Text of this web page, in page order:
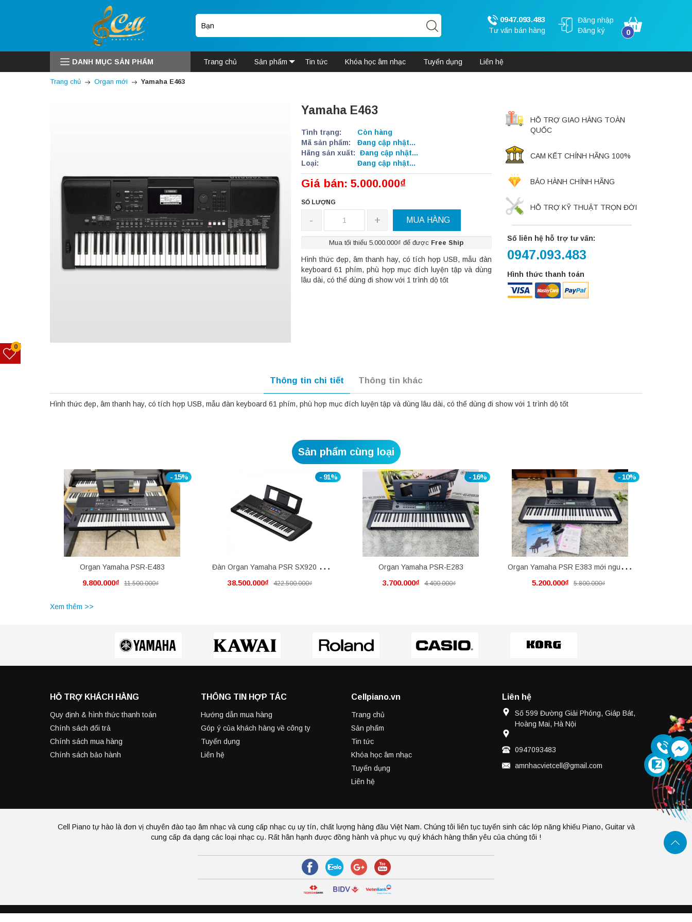
0947.093.483
Tư vấn bán hàng
Đăng nhập
Đăng ký
0
DANH MỤC SẢN PHẨM Trang chủ Sản phẩm Tin tức Khóa học âm nhạc Tuyển dụng Liên hệ
Trang chủ Organ mới Yamaha E463
Yamaha E463
Tình trạng:
Còn hàng
Mã sản phẩm:
Đang cập nhật...
Hãng sản xuất:
Đang cập nhật...
Loại:
Đang cập nhật...
Giá bán: 5.000.000₫
SỐ LƯỢNG
- + MUA HÀNG
Mua tối thiểu 5.000.000₫ để được Free Ship
Hình thức đẹp, âm thanh hay, có tích hợp USB, mẫu đàn
keyboard 61 phím, phù hợp mục đích luyện tập và dùng
lâu dài, có thể dùng đi show với 1 trình dộ tốt
HỖ TRỢ GIAO HÀNG TOÀN
QUỐC
CAM KẾT CHÍNH HÃNG 100%
BẢO HÀNH CHÍNH HÃNG
HỖ TRỢ KỸ THUẬT TRỌN ĐỜI
Số liên hệ hỗ trợ tư vấn:
0947.093.483
Hình thức thanh toán
Thông tin chi tiết Thông tin khác
Hình thức đẹp, âm thanh hay, có tích hợp USB, mẫu đàn keyboard 61 phím, phù hợp mục đích luyện tập và dùng lâu dài, có thể dùng đi show với 1 trình dộ tốt
Sản phẩm cùng loại
- 15%
Organ Yamaha PSR-E483
9.800.000₫ 11.500.000₫
- 91%
Đàn Organ Yamaha PSR SX920 mới
nguyên thùng
38.500.000₫ 422.500.000₫
- 16%
Organ Yamaha PSR-E283
3.700.000₫ 4.400.000₫
- 10%
Organ Yamaha PSR E383 mới nguyên
thùng
5.200.000₫ 5.800.000₫
Xem thêm >>
HỖ TRỢ KHÁCH HÀNG
Quy định & hình thức thanh toán
Chính sách đổi trả
Chính sách mua hàng
Chính sách bảo hành
THÔNG TIN HỢP TÁC
Hướng dẫn mua hàng
Góp ý của khách hàng về công ty
Tuyển dụng
Liên hệ
Cellpiano.vn
Trang chủ
Sản phẩm
Tin tức
Khóa học âm nhạc
Tuyển dụng
Liên hệ
Liên hệ
Số 599 Đường Giải Phóng, Giáp Bát,
Hoàng Mai, Hà Nội
0947093483
amnhacvietcell@gmail.com
Cell Piano tự hào là đơn vị chuyên đào tạo âm nhạc và cung cấp nhạc cụ uy tín, chất lượng hàng đầu Việt Nam. Chúng tôi liên tục tuyển sinh các lớp năng khiếu Piano, Guitar và
cung cấp đa dạng các loại nhạc cụ. Rất hân hạnh được đồng hành và phục vụ quý khách hàng thân yêu của chúng tôi !
0